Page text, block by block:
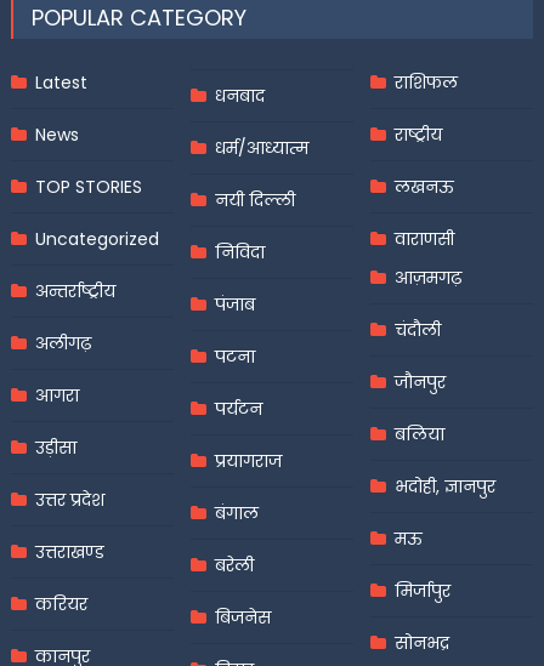
POPULAR CATEGORY
Latest
News
TOP STORIES
Uncategorized
अन्तर्राष्ट्रीय
अलीगढ़
आगरा
उड़ीसा
उत्तर प्रदेश
उत्तराखण्ड
करियर
कानपुर
धनबाद
धर्म/आध्यात्म
नयी दिल्ली
निविदा
पंजाब
पटना
पर्यटन
प्रयागराज
बंगाल
बरेली
बिजनेस
राशिफल
राष्ट्रीय
लखनऊ
वाराणसी
आज़मगढ़
चंदौली
जौनपुर
बलिया
भदोही, ज्ञानपुर
मऊ
मिर्जापुर
सोनभद्र